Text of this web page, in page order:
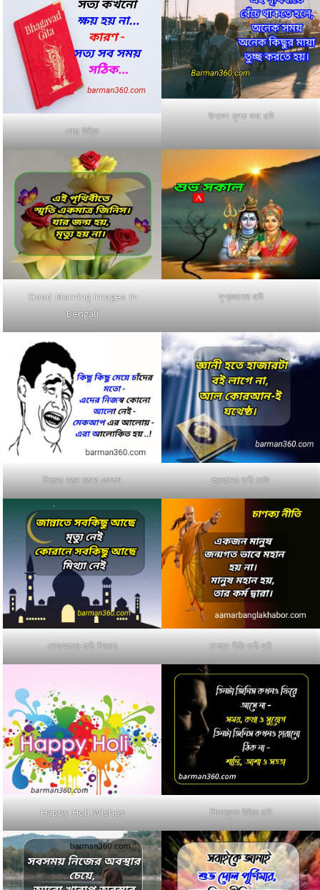
সেরা উক্তি
উপদেশ মূলক কথা ছবি
Good Morning images In
Bengali
সুপ্রভাতের ছবি
পিকচার নতুন মজার জোকস কুরআনের বাণী ফটো
কোরআনের বাণী পিকচার চাণক্য নীতি বাণী ছবি
Happy Holi Wishes শিক্ষামূলক উক্তি ছবি